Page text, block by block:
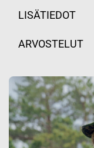
LISÄTIEDOT
ARVOSTELUT